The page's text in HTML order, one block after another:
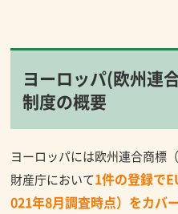
ヨーロッパ(欧州連
制度の概要
ヨーロッパには欧州連合商標
財産庁において1件の登録で
021年8月調査時点）をカバ